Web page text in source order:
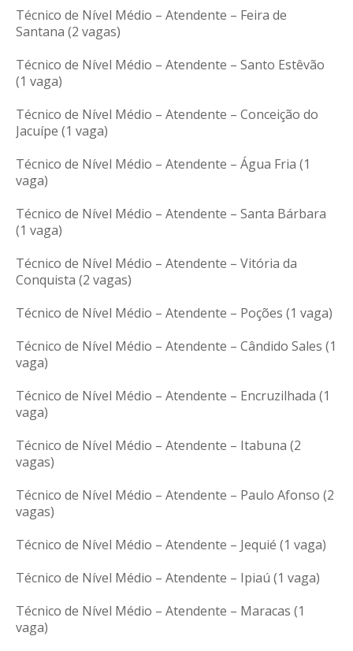
Técnico de Nível Médio – Atendente – Feira de
Santana (2 vagas)
Técnico de Nível Médio – Atendente – Santo Estêvão
(1 vaga)
Técnico de Nível Médio – Atendente – Conceição do
Jacuípe (1 vaga)
Técnico de Nível Médio – Atendente – Água Fria (1
vaga)
Técnico de Nível Médio – Atendente – Santa Bárbara
(1 vaga)
Técnico de Nível Médio – Atendente – Vitória da
Conquista (2 vagas)
Técnico de Nível Médio – Atendente – Poções (1 vaga)
Técnico de Nível Médio – Atendente – Cândido Sales (1
vaga)
Técnico de Nível Médio – Atendente – Encruzilhada (1
vaga)
Técnico de Nível Médio – Atendente – Itabuna (2
vagas)
Técnico de Nível Médio – Atendente – Paulo Afonso (2
vagas)
Técnico de Nível Médio – Atendente – Jequié (1 vaga)
Técnico de Nível Médio – Atendente – Ipiaú (1 vaga)
Técnico de Nível Médio – Atendente – Maracas (1
vaga)